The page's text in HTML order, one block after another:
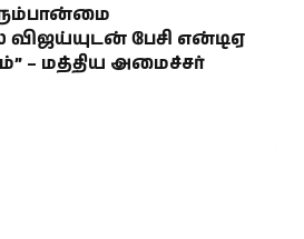
விஜய்யுடன் பேசி என்டிஏ
– மத்திய அமைச்சர்